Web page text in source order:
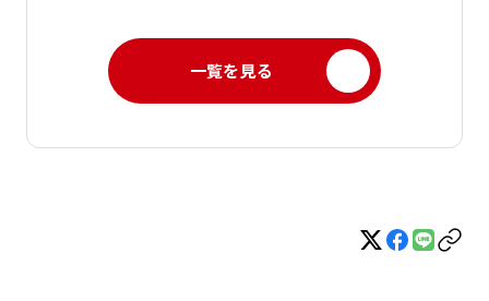
一覧を見る